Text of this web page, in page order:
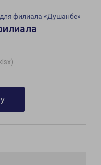
филиала «Душанбе»